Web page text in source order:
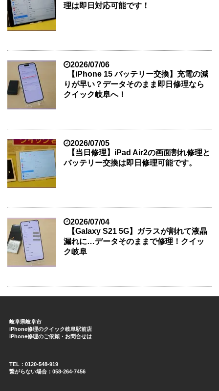
理は即日対応可能です！
2026/07/06
【iPhone 15 バッテリー交換】充電の減
りが早い？データそのまま即日修理なら
クイック岐阜へ！
2026/07/05
【当日修理】iPad Air2の画面割れ修理と
バッテリー交換は即日修理可能です。
2026/07/04
【Galaxy S21 5G】ガラスが割れて液晶
漏れに…データそのままで修理！クイッ
ク岐阜
岐阜県岐阜市
iPhone修理のクイック岐阜駅前店
iPhone修理のご依頼・お問合せは
TEL：0120-548-919
繋がらない場合：058-264-7456